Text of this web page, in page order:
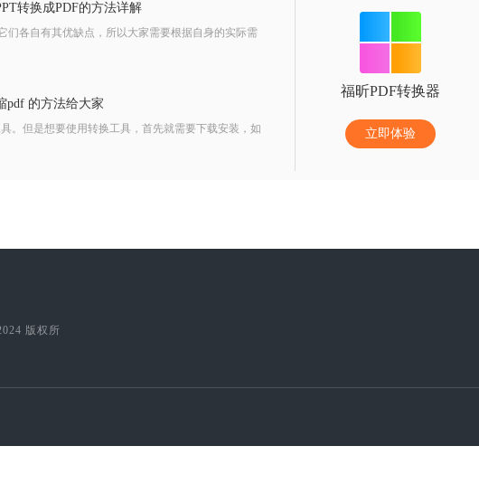
转换成PDF的方法详解
各自有其优缺点，所以大家需要根据自身的实际需
pdf 的方法给大家
但是想要使用转换工具，首先就需要下载安装，如
福昕PDF转换器
立即体验
版权所